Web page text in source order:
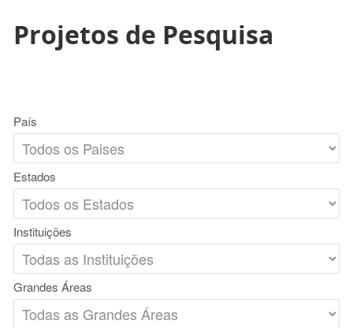
Projetos de Pesquisa
País
Estados
Instituições
Grandes Áreas